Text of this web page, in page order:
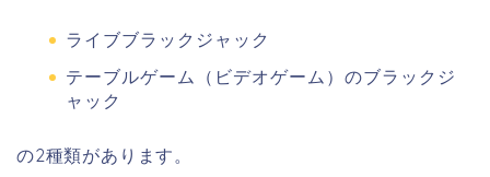
ライブブラックジャック
テーブルゲーム（ビデオゲーム）のブラックジ
ャック
の2種類があります。